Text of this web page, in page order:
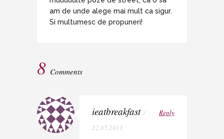
am de unde alege mai mult ca sigur.
Si multumesc de propuneri!
8 Comments
ieatbreakfast /
22.05.2011
Reply